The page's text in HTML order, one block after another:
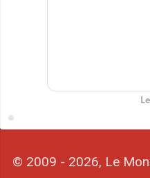
© 2009 - 2026, Le